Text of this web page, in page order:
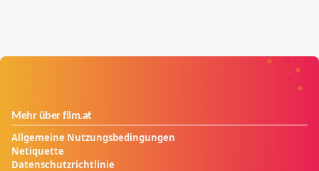
Mehr über film.at
Allgemeine Nutzungsbedingungen
Netiquette
Datenschutzrichtlinie